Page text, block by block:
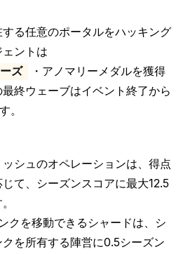
る任意のポータルをハッキング
ントは
ズ
・アノマリーメダルを獲得
終ウェーブはイベント終了から
。
シュのオペレーションは、得点
て、シーズンスコアに最大12.5
クを移動できるシャードは、シ
を所有する陣営に0.5シーズン